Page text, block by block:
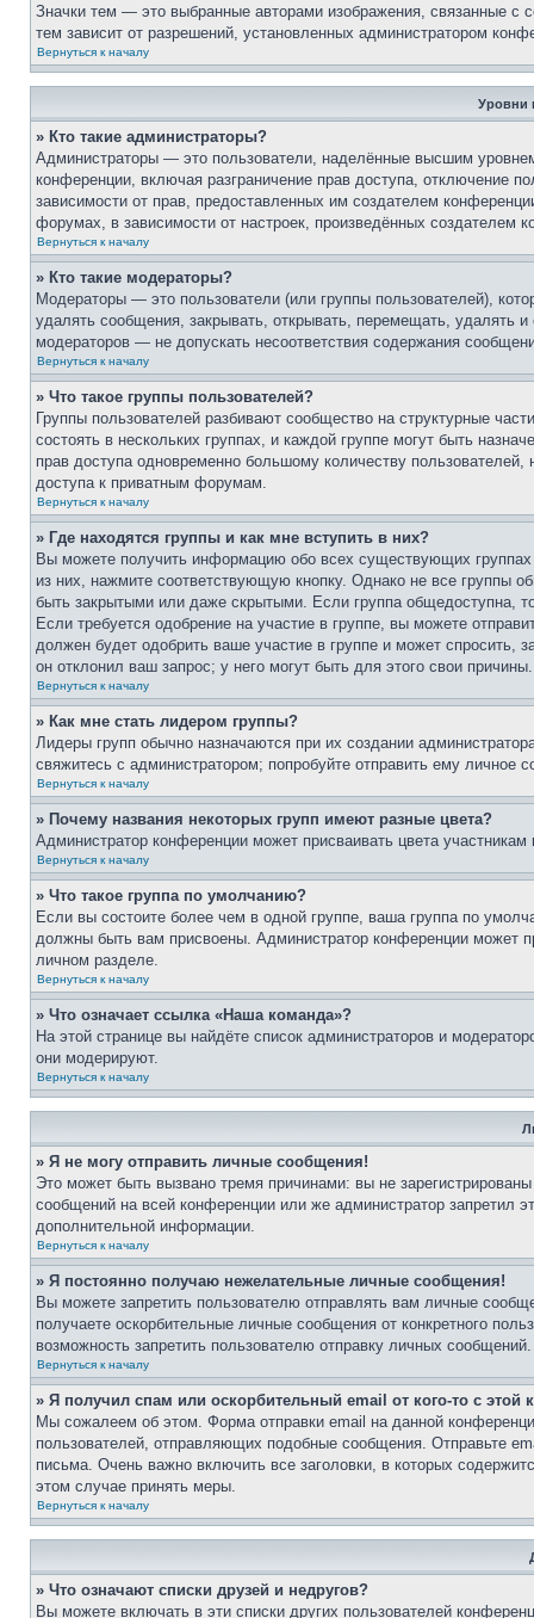
Значки тем — это выбранные авторами изображения, связанные
тем зависит от разрешений, установленных администратором
Вернуться к началу
Уровни
» Кто такие администраторы?
Администраторы — это пользователи, наделённые высшим
конференции, включая разграничение прав доступа, отключение
зависимости от прав, предоставленных им создателем
форумах, в зависимости от настроек, произведённых создателем
Вернуться к началу
» Кто такие модераторы?
Модераторы — это пользователи (или группы пользователей),
удалять сообщения, закрывать, открывать, перемещать, удалять
модераторов — не допускать несоответствия содержания
Вернуться к началу
» Что такое группы пользователей?
Группы пользователей разбивают сообщество на структурные
состоять в нескольких группах, и каждой группе могут быть
прав доступа одновременно большому количеству
доступа к приватным форумам.
Вернуться к началу
» Где находятся группы и как мне вступить в них?
Вы можете получить информацию обо всех существующих
из них, нажмите соответствующую кнопку. Однако не все группы
быть закрытыми или даже скрытыми. Если группа общедоступна,
Если требуется одобрение на участие в группе, вы можете
должен будет одобрить ваше участие в группе и может спросить,
он отклонил ваш запрос; у него могут быть для этого свои причины.
Вернуться к началу
» Как мне стать лидером группы?
Лидеры групп обычно назначаются при их создании
свяжитесь с администратором; попробуйте отправить ему личное
Вернуться к началу
» Почему названия некоторых групп имеют разные цвета?
Администратор конференции может присваивать цвета
Вернуться к началу
» Что такое группа по умолчанию?
Если вы состоите более чем в одной группе, ваша группа по
должны быть вам присвоены. Администратор конференции может
личном разделе.
Вернуться к началу
» Что означает ссылка «Наша команда»?
На этой странице вы найдёте список администраторов и
они модерируют.
Вернуться к началу
» Я не могу отправить личные сообщения!
Это может быть вызвано тремя причинами: вы не
сообщений на всей конференции или же администратор запретил
дополнительной информации.
Вернуться к началу
» Я постоянно получаю нежелательные личные сообщения!
Вы можете запретить пользователю отправлять вам личные
получаете оскорбительные личные сообщения от конкретного
возможность запретить пользователю отправку личных сообщений.
Вернуться к началу
» Я получил спам или оскорбительный email от кого-то с этой
Мы сожалеем об этом. Форма отправки email на данной
пользователей, отправляющих подобные сообщения. Отправьте
письма. Очень важно включить все заголовки, в которых
этом случае принять меры.
Вернуться к началу
» Что означают списки друзей и недругов?
Вы можете включать в эти списки других пользователей